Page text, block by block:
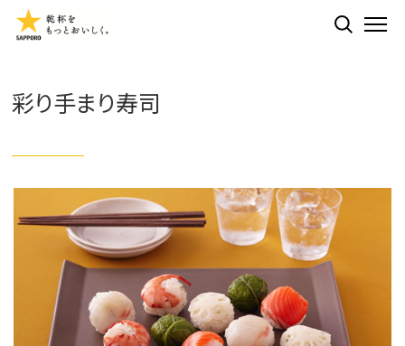
検索する
彩り手まり寿司